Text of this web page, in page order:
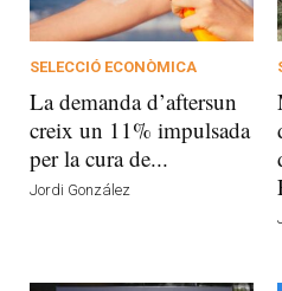
SELECCIÓ ECONÒMICA
La demanda d’aftersun
creix un 11% impulsada
per la cura de...
Jordi González